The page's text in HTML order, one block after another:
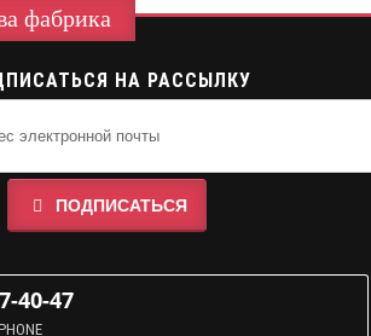
фабрика
НА РАССЫЛКУ
ПОДПИСАТЬСЯ
40-47